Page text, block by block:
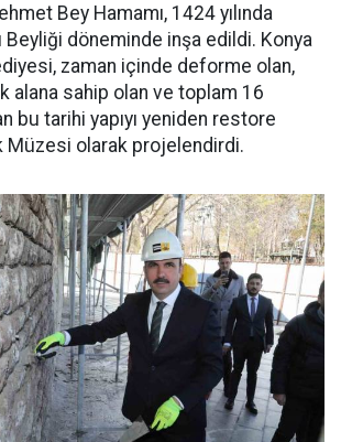
Bey Hamamı, 1424 yılında
Beyliği döneminde inşa edildi. Konya
zaman içinde deforme olan,
alana sahip olan ve toplam 16
bu tarihi yapıyı yeniden restore
Müzesi olarak projelendirdi.